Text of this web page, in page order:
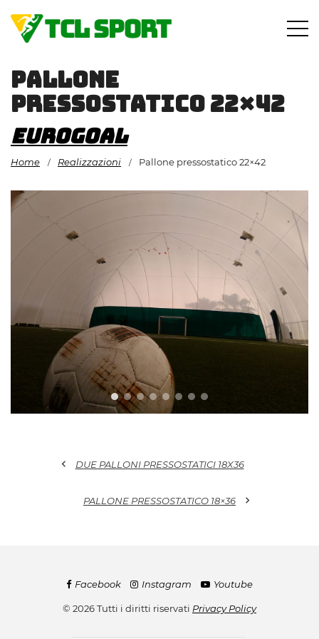
contenuto
Pallone
pressostatico 22×42
Eurogoal
Home / Realizzazioni / Pallone pressostatico 22×42
DUE PALLONI PRESSOSTATICI 18X36
chevron_left
PALLONE PRESSOSTATICO 18×36 chevron_right
Facebook Instagram Youtube
© 2026 Tutti i diritti riservati Privacy Policy